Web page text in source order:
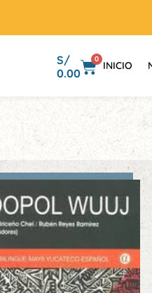
S/
0.00
0
INICIO